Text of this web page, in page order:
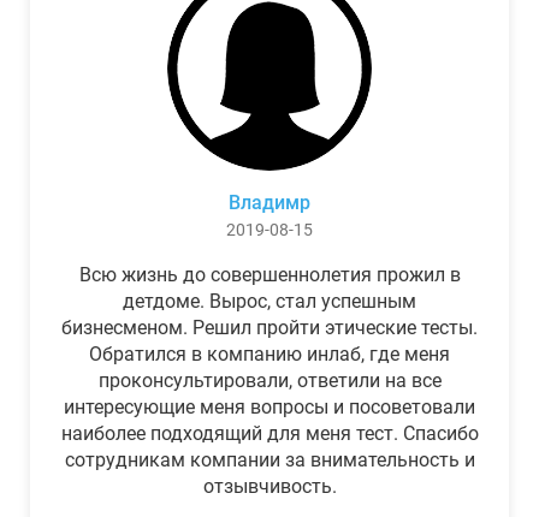
Владимр
2019-08-15
Всю жизнь до совершеннолетия прожил в
детдоме. Вырос, стал успешным
бизнесменом. Решил пройти этические тесты.
Обратился в компанию инлаб, где меня
проконсультировали, ответили на все
интересующие меня вопросы и посоветовали
наиболее подходящий для меня тест. Спасибо
сотрудникам компании за внимательность и
отзывчивость.